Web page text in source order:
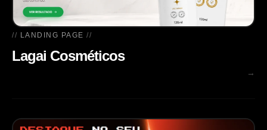
LANDING PAGE
Lagai Cosméticos
→